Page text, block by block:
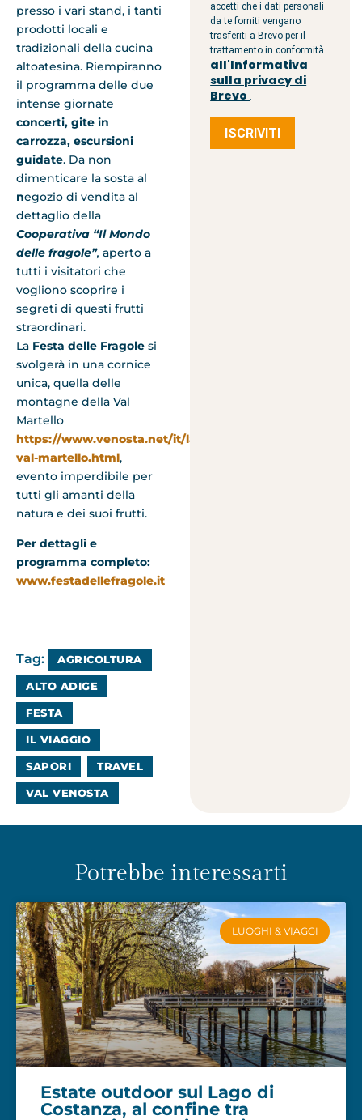
presso i vari stand, i tanti
prodotti locali e
tradizionali della cucina
altoatesina. Riempiranno
il programma delle due
intense giornate
concerti, gite in
carrozza, escursioni
guidate. Da non
dimenticare la sosta al
negozio di vendita al
dettaglio della
Cooperativa “Il Mondo
delle fragole”, aperto a
tutti i visitatori che
vogliono scoprire i
segreti di questi frutti
straordinari.
La Festa delle Fragole si
svolgerà in una cornice
unica, quella delle
montagne della Val
Martello
https://www.venosta.net/it/laces-
val-martello.html,
evento imperdibile per
tutti gli amanti della
natura e dei suoi frutti.
Per dettagli e
programma completo:
www.festadellefragole.it
Tag: AGRICOLTURA
ALTO ADIGE
FESTA
IL VIAGGIO
SAPORI TRAVEL
VAL VENOSTA
accetti che i dati personali
da te forniti vengano
trasferiti a Brevo per il
trattamento in conformità
all'Informativa
sulla privacy di
Brevo .
ISCRIVITI
Potrebbe interessarti
LUOGHI & VIAGGI
Estate outdoor sul Lago di
Costanza, al confine tra